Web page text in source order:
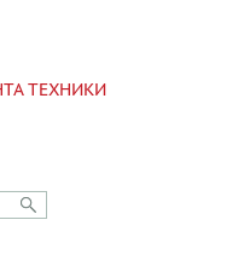
ТЕХНИКИ